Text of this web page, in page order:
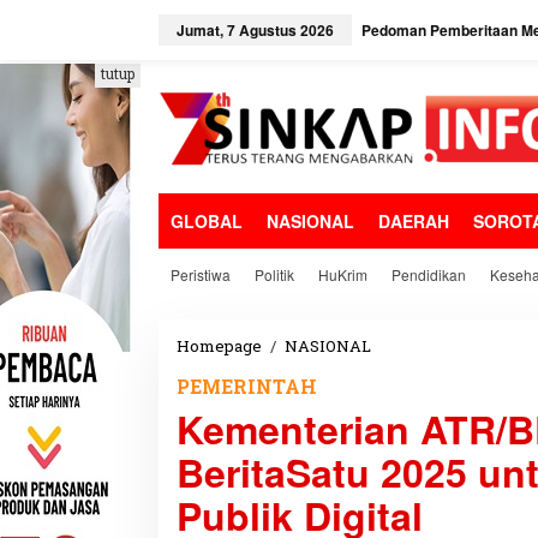
e
k
o
n
t
e
n
Jumat, 7 Agustus 2026 Pedoman Pemberitaan
GLOBAL NASIONAL DAERAH
Peristiwa Politik HuKrim Pendidikan
tutup
Homepage / NASIONAL
n
r
PEMERINTAH
Kementerian ATR/
BeritaSatu 2025
Publik Digital